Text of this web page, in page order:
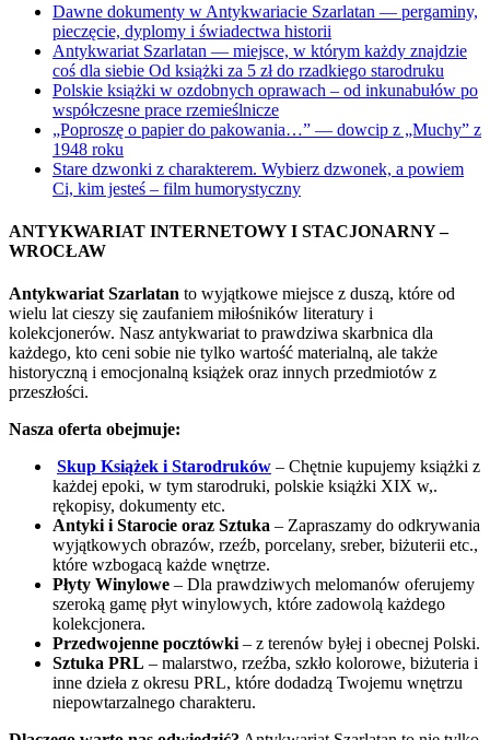
Dawne dokumenty w Antykwariacie Szarlatan — pergaminy,
pieczęcie, dyplomy i świadectwa historii
Antykwariat Szarlatan — miejsce, w którym każdy znajdzie
coś dla siebie Od książki za 5 zł do rzadkiego starodruku
Polskie książki w ozdobnych oprawach – od inkunabułów po
współczesne prace rzemieślnicze
„Poproszę o papier do pakowania…” — dowcip z „Muchy” z
1948 roku
Stare dzwonki z charakterem. Wybierz dzwonek, a powiem
Ci, kim jesteś – film humorystyczny
ANTYKWARIAT INTERNETOWY I STACJONARNY –
WROCŁAW
Antykwariat Szarlatan to wyjątkowe miejsce z duszą, które od
wielu lat cieszy się zaufaniem miłośników literatury i
kolekcjonerów. Nasz antykwariat to prawdziwa skarbnica dla
każdego, kto ceni sobie nie tylko wartość materialną, ale także
historyczną i emocjonalną książek oraz innych przedmiotów z
przeszłości.
Nasza oferta obejmuje:
Skup Książek i Starodruków – Chętnie kupujemy książki z
każdej epoki, w tym starodruki, polskie książki XIX w,.
rękopisy, dokumenty etc.
Antyki i Starocie oraz Sztuka – Zapraszamy do odkrywania
wyjątkowych obrazów, rzeźb, porcelany, sreber, biżuterii etc.,
które wzbogacą każde wnętrze.
Płyty Winylowe – Dla prawdziwych melomanów oferujemy
szeroką gamę płyt winylowych, które zadowolą każdego
kolekcjonera.
Przedwojenne pocztówki – z terenów byłej i obecnej Polski.
Sztuka PRL – malarstwo, rzeźba, szkło kolorowe, biżuteria i
inne dzieła z okresu PRL, które dodadzą Twojemu wnętrzu
niepowtarzalnego charakteru.